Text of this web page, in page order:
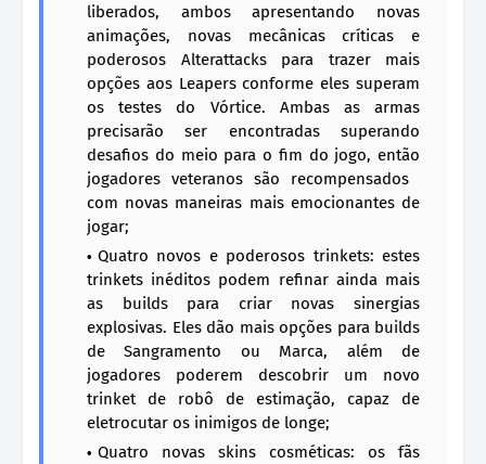
liberados, ambos apresentando novas
animações, novas mecânicas críticas e
poderosos Alterattacks para trazer mais
opções aos Leapers conforme eles superam
os testes do Vórtice. Ambas as armas
precisarão ser encontradas superando
desafios do meio para o fim do jogo, então
jogadores veteranos são recompensados ​​
com novas maneiras mais emocionantes de
jogar;
Quatro novos e poderosos trinkets: estes
trinkets inéditos podem refinar ainda mais
as builds para criar novas sinergias
explosivas. Eles dão mais opções para builds
de Sangramento ou Marca, além de
jogadores poderem descobrir um novo
trinket de robô de estimação, capaz de
eletrocutar os inimigos de longe;
Quatro novas skins cosméticas: os fãs